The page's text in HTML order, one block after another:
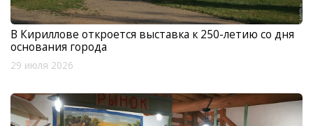
В Кириллове откроется выставка к 250-летию со дня
основания города
29 июля 2026